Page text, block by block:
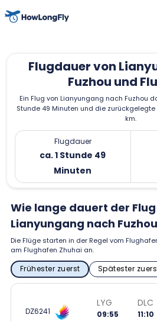
Flugdauer von
Fuzhou und
Ein Flug von Lianyungang nach Fuzhou
Stunde 49 Minuten und die
km.
Flugdauer
ca. 1 Stunde 49
Minuten
Wie lange dauert der
Lianyungang nach
Die Flüge starten in der Regel vom
am Flughafen Zhuhai an.
Frühester zuerst Spätester
DZ6241
LYG
09:55
DLC
11:10